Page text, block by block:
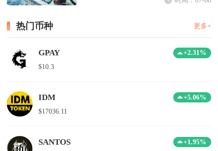
热门币种 更多+
GPAY
+2.31%
$10.3
IDM
+5.06%
$17036.11
SANTOS
+1.95%